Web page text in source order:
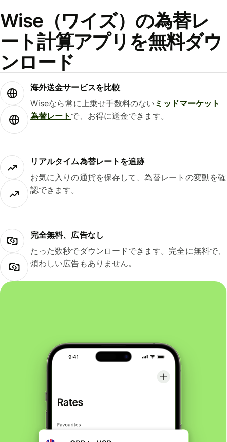
Wise（ワイズ）の為替レ
ート計算アプリを無料ダウ
ンロード
海外送金サービスを比較
Wiseなら常に上乗せ手数料のない ミッドマーケット
為替レート で、お得に送金できます。
リアルタイム為替レートを追跡
お気に入りの通貨を保存して、為替レートの変動を確
認できます。
完全無料、広告なし
たった数秒でダウンロードできます。完全に無料で、
煩わしい広告もありません。